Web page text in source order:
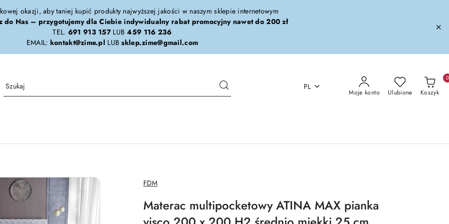
okazji, aby taniej kupić produkty najwyższej jakości w naszym sklepie internetowym
do Nas – przygotujemy dla Ciebie indywidualny rabat promocyjny nawet do 200 zł
TEL. 691 913 157LUB459 116 236
EMAIL: kontakt@zime.pl LUBsklep.zime@gmail.com
PL
Moje konto Ulubione Koszyk
0
NAZWA
PRODUCENTA:
FDM
Materac multipocketowy ATINA MAX pianka